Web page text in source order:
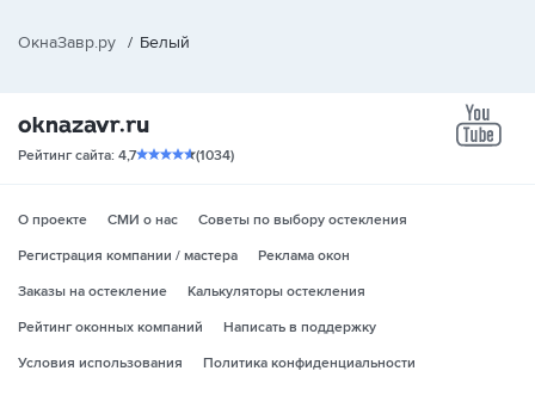
ОкнаЗавр.ру / Белый
Рейтинг сайта: 4,7 (1034)
О проекте СМИ о нас
Советы по выбору остекления
Регистрация компании / мастера
Реклама окон
Заказы на остекление
Калькуляторы остекления
Рейтинг оконных компаний
Написать в поддержку
Условия использования
Политика конфиденциальности